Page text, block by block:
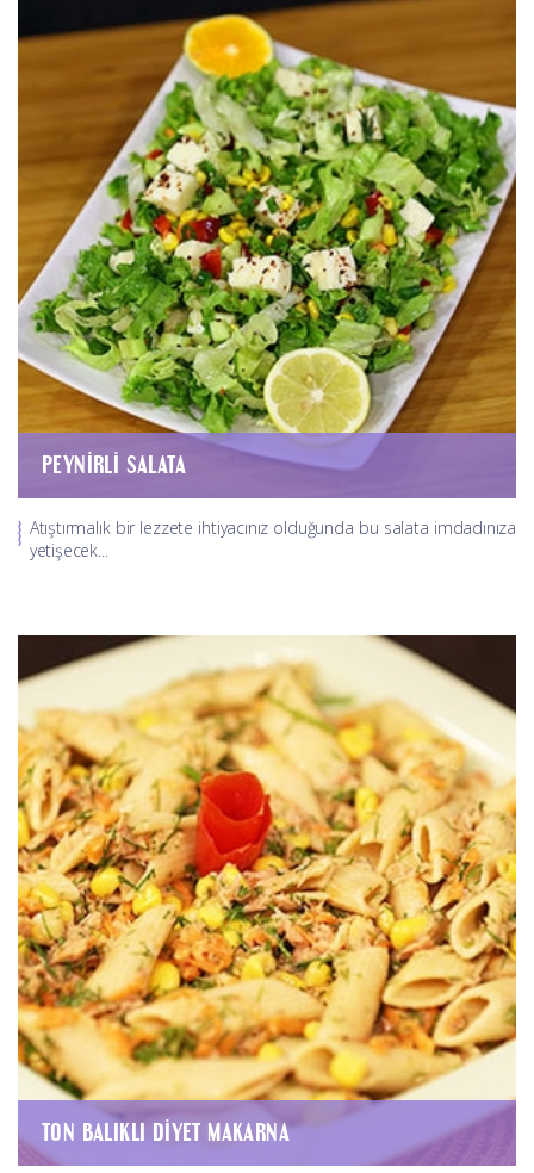
PEYNIRLI SALATA
Atıştırmalık bir lezzete ihtiyacınız olduğunda bu salata imdadınıza
yetişecek...
TON BALIKLI DIYET MAKARNA